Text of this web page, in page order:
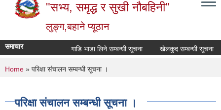
"सभ्य, समृद्ध र सुखी नौबहिनी"
लुङ्ग,बहाने प्यूठान
समाचार गाडि भाडा लिने सम्बन्धी सूचना खेलकुद सम्बन्धी सूचना
You are here
Home » परिक्षा संचालन सम्बन्धी सूचना ।
परिक्षा संचालन सम्बन्धी सूचना ।